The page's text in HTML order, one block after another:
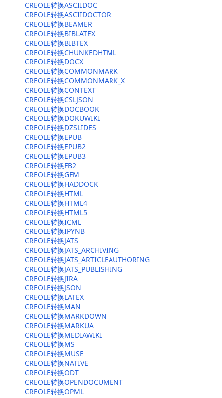
CREOLE转换ASCIIDOC
CREOLE转换ASCIIDOCTOR
CREOLE转换BEAMER
CREOLE转换BIBLATEX
CREOLE转换BIBTEX
CREOLE转换CHUNKEDHTML
CREOLE转换DOCX
CREOLE转换COMMONMARK
CREOLE转换COMMONMARK_X
CREOLE转换CONTEXT
CREOLE转换CSLJSON
CREOLE转换DOCBOOK
CREOLE转换DOKUWIKI
CREOLE转换DZSLIDES
CREOLE转换EPUB
CREOLE转换EPUB2
CREOLE转换EPUB3
CREOLE转换FB2
CREOLE转换GFM
CREOLE转换HADDOCK
CREOLE转换HTML
CREOLE转换HTML4
CREOLE转换HTML5
CREOLE转换ICML
CREOLE转换IPYNB
CREOLE转换JATS
CREOLE转换JATS_ARCHIVING
CREOLE转换JATS_ARTICLEAUTHORING
CREOLE转换JATS_PUBLISHING
CREOLE转换JIRA
CREOLE转换JSON
CREOLE转换LATEX
CREOLE转换MAN
CREOLE转换MARKDOWN
CREOLE转换MARKUA
CREOLE转换MEDIAWIKI
CREOLE转换MS
CREOLE转换MUSE
CREOLE转换NATIVE
CREOLE转换ODT
CREOLE转换OPENDOCUMENT
CREOLE转换OPML